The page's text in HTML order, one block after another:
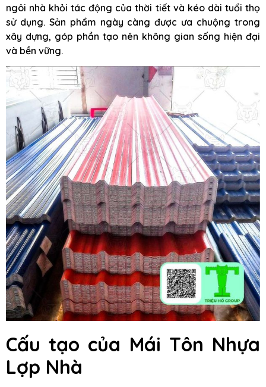
ngôi nhà khỏi tác động của thời tiết và kéo dài tuổi thọ
sử dụng. Sản phẩm ngày càng được ưa chuộng trong
xây dựng, góp phần tạo nên không gian sống hiện đại
và bền vững.
Cấu tạo của Mái Tôn Nhựa
Lợp Nhà